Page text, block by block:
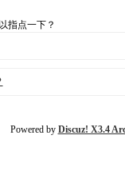
指点一下？
Powered by Discuz! X3.4